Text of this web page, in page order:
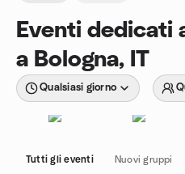
Eventi dedicati
a Bologna, IT
Qualsiasi giorno
Tutti gli eventi Nuovi gruppi